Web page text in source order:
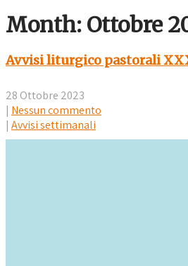
Month: Ottobre
Avvisi liturgico pastorali
28 Ottobre 2023
| Nessun commento
| Avvisi settimanali